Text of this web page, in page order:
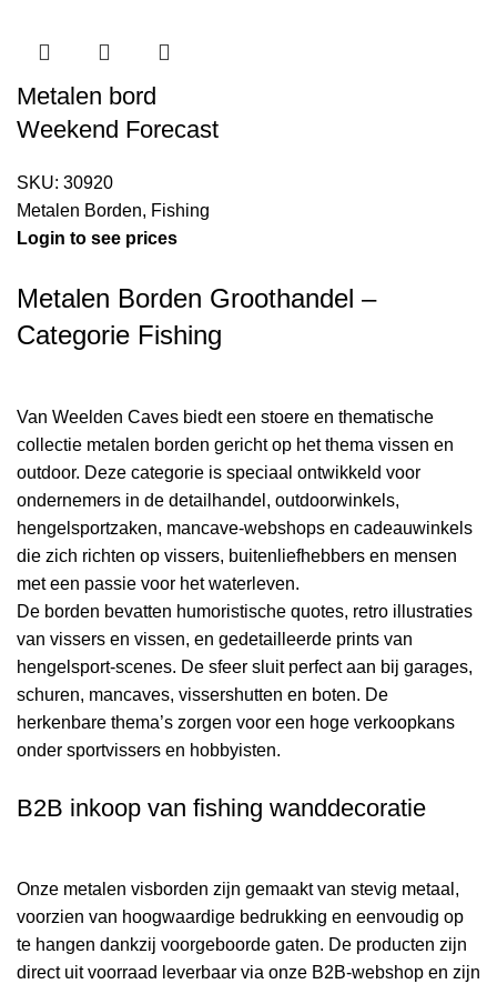
Metalen bord
Weekend Forecast
SKU: 30920
Metalen Borden, Fishing
Login to see prices
Metalen Borden Groothandel –
Categorie Fishing
Van Weelden Caves biedt een stoere en thematische
collectie metalen borden gericht op het thema vissen en
outdoor. Deze categorie is speciaal ontwikkeld voor
ondernemers in de detailhandel, outdoorwinkels,
hengelsportzaken, mancave-webshops en cadeauwinkels
die zich richten op vissers, buitenliefhebbers en mensen
met een passie voor het waterleven.
De borden bevatten humoristische quotes, retro illustraties
van vissers en vissen, en gedetailleerde prints van
hengelsport-scenes. De sfeer sluit perfect aan bij garages,
schuren, mancaves, vissershutten en boten. De
herkenbare thema’s zorgen voor een hoge verkoopkans
onder sportvissers en hobbyisten.
B2B inkoop van fishing wanddecoratie
Onze metalen visborden zijn gemaakt van stevig metaal,
voorzien van hoogwaardige bedrukking en eenvoudig op
te hangen dankzij voorgeboorde gaten. De producten zijn
direct uit voorraad leverbaar via onze B2B-webshop en zijn